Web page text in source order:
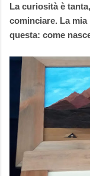
La curiosità è
cominciare. La
questa: come